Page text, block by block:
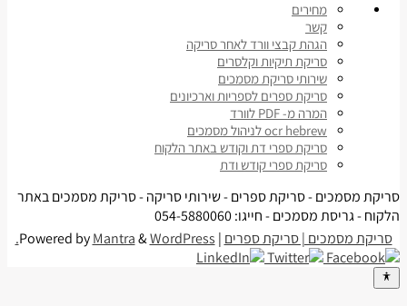
מחירים
קשר
הגהת קבצי וורד לאחר סריקה
סריקת תיקיות וקלסרים
שירותי סריקת מסמכים
סריקת ספרים לספריות וארכיונים
המרה מ- PDF לוורד
ocr hebrew לניהול מסמכים
סריקת ספרי דת וקודש באתר הלקוח
סריקת ספרי קודש ודת
סריקת מסמכים - סריקת ספרים - שירותי סריקה - סריקת מסמכים באתר
הלקוח - גריסת מסמכים - חייגו: 054-5880060
סריקת מסמכים | סריקת ספרים | Powered by
Mantra&WordPress.